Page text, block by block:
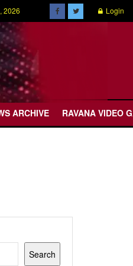
2026 Login
ARCHIVE RAVANA VIDEO
Search